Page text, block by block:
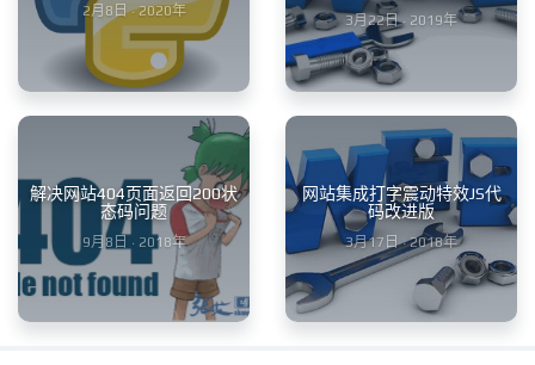
2月8日 · 2020年
3月22日 · 2019年
解决网站404页面返回200状
态码问题
9月8日 · 2018年
网站集成打字震动特效JS代
码改进版
3月17日 · 2018年